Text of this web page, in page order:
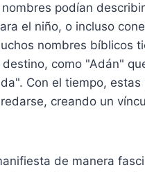
podían
el niño, o incluso
nombres bíblicos
como "Adán"
Con el tiempo,
creando un
de manera